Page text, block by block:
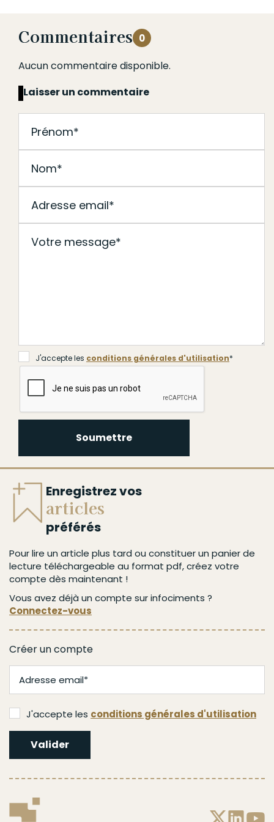
Commentaires 0
Aucun commentaire disponible.
Laisser un commentaire
J'accepte les conditions générales d'utilisation*
Soumettre
Enregistrez vos
articles
préférés
Pour lire un article plus tard ou constituer un panier de
lecture téléchargeable au format pdf, créez votre
compte dès maintenant !
Vous avez déjà un compte sur infociments ?
Connectez-vous
Créer un compte
J'accepte les conditions générales d'utilisation
Valider